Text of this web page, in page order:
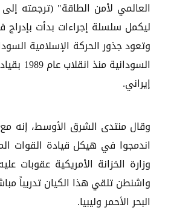
ليكمل سلسلة إجراءات بدأت بإدراج
وتعود جذور الحركة الإسلامية
إيراني.
اندمجوا في هيكل قيادة القوات
وزارة الخزانة الأمريكية
واشنطن تلقي هذا الكيان تدريباً
البحر الأحمر وليبيا.